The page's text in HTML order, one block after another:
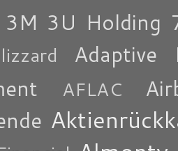
3M 3U Holding
Adaptive
AFLAC